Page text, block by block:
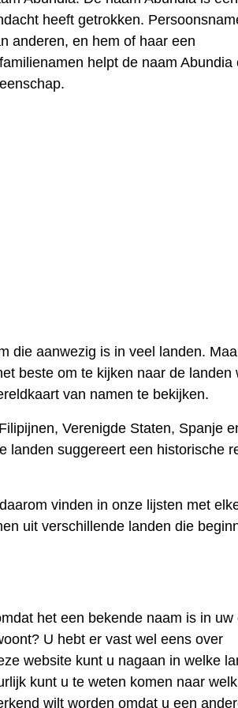
heeft getrokken.
anderen, en hem of haar een
helpt de naam Abundia
die aanwezig is in veel landen.
beste om te kijken naar de landen
van namen te bekijken.
Verenigde Staten, Spanje
landen suggereert een historische
vinden in onze lijsten met
uit verschillende landen die
het een bekende naam is in uw
U hebt er vast wel eens over
website kunt u nagaan in welke
kunt u te weten komen naar
wilt worden omdat u een